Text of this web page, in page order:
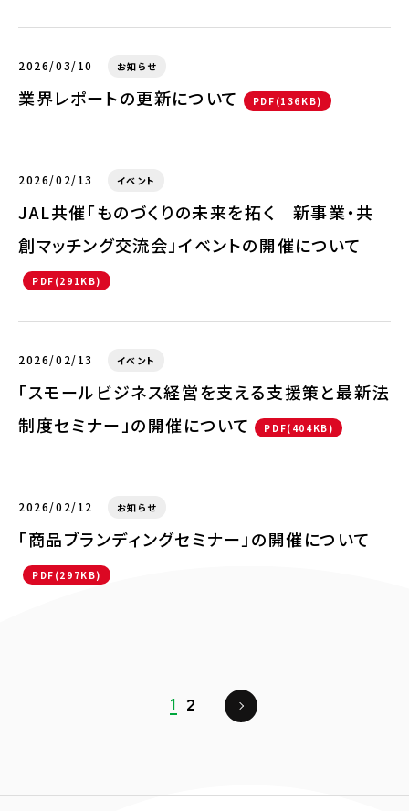
2026/03/10 お知らせ
業界レポートの更新について PDF(136KB)
2026/02/13 イベント
JAL共催「ものづくりの未来を拓く 新事業・共
創マッチング交流会」イベントの開催について
PDF(291KB)
2026/02/13 イベント
「スモールビジネス経営を支える支援策と最新法
制度セミナー」の開催について
PDF(404KB)
2026/02/12 お知らせ
「商品ブランディングセミナー」の開催について
PDF(297KB)
1 2